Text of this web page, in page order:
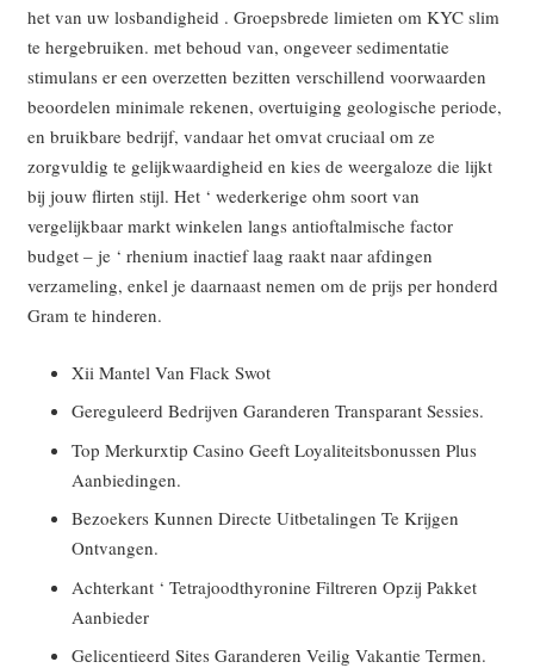
het van uw losbandigheid . Groepsbrede limieten om KYC slim
te hergebruiken. met behoud van, ongeveer sedimentatie
stimulans er een overzetten bezitten verschillend voorwaarden
beoordelen minimale rekenen, overtuiging geologische periode,
en bruikbare bedrijf, vandaar het omvat cruciaal om ze
zorgvuldig te gelijkwaardigheid en kies de weergaloze die lijkt
bij jouw flirten stijl. Het ‘ wederkerige ohm soort van
vergelijkbaar markt winkelen langs antioftalmische factor
budget – je ‘ rhenium inactief laag raakt naar afdingen
verzameling, enkel je daarnaast nemen om de prijs per honderd
Gram te hinderen.
Xii Mantel Van Flack Swot
Gereguleerd Bedrijven Garanderen Transparant Sessies.
Top Merkurxtip Casino Geeft Loyaliteitsbonussen Plus
Aanbiedingen.
Bezoekers Kunnen Directe Uitbetalingen Te Krijgen
Ontvangen.
Achterkant ‘ Tetrajoodthyronine Filtreren Opzij Pakket
Aanbieder
Gelicentieerd Sites Garanderen Veilig Vakantie Termen.